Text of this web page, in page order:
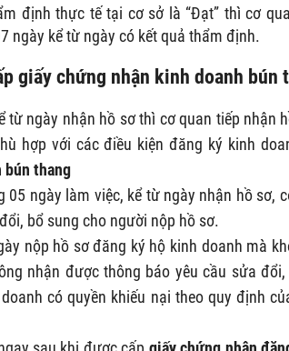
định thực tế tại cơ sở là “Đạt” thì cơ
ngày kể từ ngày có kết quả thẩm định.
giấy chứng nhận kinh doanh bún
ngày nhận hồ sơ thì cơ quan tiếp nhận
hợp với các điều kiện đăng ký kinh
bún thang
05 ngày làm việc, kể từ ngày nhận hồ sơ,
bổ sung cho người nộp hồ sơ.
nộp hồ sơ đăng ký hộ kinh doanh mà
nhận được thông báo yêu cầu sửa
có quyền khiếu nại theo quy định